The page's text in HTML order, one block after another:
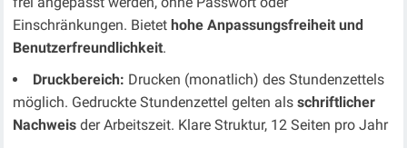
Einschränkungen. Bietet hohe Anpassungsfreiheit und
Benutzerfreundlichkeit.
Druckbereich: Drucken (monatlich) des Stundenzettels
möglich. Gedruckte Stundenzettel gelten alsschriftlicher
Nachweis der Arbeitszeit. Klare Struktur, 12 Seiten pro Jahr